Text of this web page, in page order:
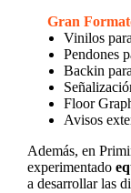
Gran
Vinilos
Pendones
Backin
Floor
Avisos
Además, en
experimentado
a desarrollar las